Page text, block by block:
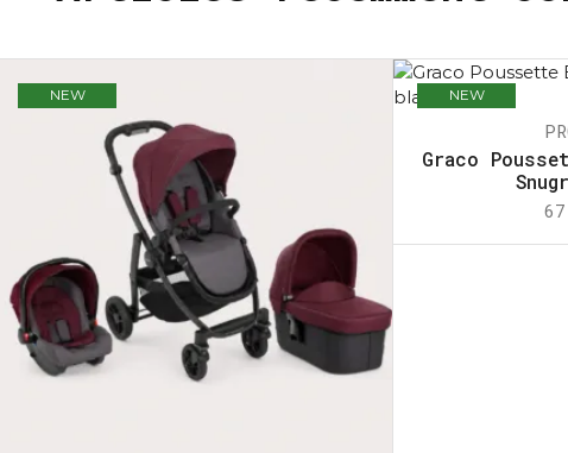
NEW
NEW
Graco